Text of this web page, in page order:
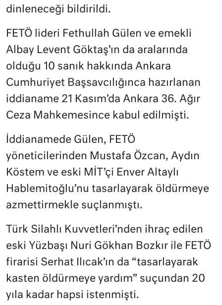
dinleneceği bildirildi.
FETÖ lideri Fethullah Gülen ve emekli
Albay Levent Göktaş’ın da aralarında
olduğu 10 sanık hakkında Ankara
Cumhuriyet Başsavcılığınca hazırlanan
iddianame 21 Kasım’da Ankara 36. Ağır
Ceza Mahkemesince kabul edilmişti.
İddianamede Gülen, FETÖ
yöneticilerinden Mustafa Özcan, Aydın
Köstem ve eski MİT’çi Enver Altaylı
Hablemitoğlu’nu tasarlayarak öldürmeye
azmettirmekle suçlanmıştı.
Türk Silahlı Kuvvetleri’nden ihraç edilen
eski Yüzbaşı Nuri Gökhan Bozkır ile FETÖ
firarisi Serhat Ilıcak’ın da “tasarlayarak
kasten öldürmeye yardım” suçundan 20
yıla kadar hapsi istenmişti.